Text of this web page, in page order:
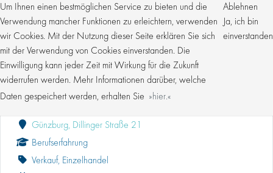
Um Ihnen einen bestmöglichen Service zu bieten und die
Verwendung mancher Funktionen zu erleichtern, verwenden
wir Cookies. Mit der Nutzung dieser Seite erklären Sie sich
mit der Verwendung von Cookies einverstanden. Die
Einwilligung kann jeder Zeit mit Wirkung für die Zukunft
widerrufen werden. Mehr Informationen darüber, welche
Daten gespeichert werden, erhalten Sie
hier.
Ablehnen
Ja, ich bin
einverstanden
VERKÄUFER (M/W/D) TEILZEIT FLEXIBEL FÜR
GÜNZBURG
Günzburg, Dillinger Straße 21
Berufserfahrung
Verkauf, Einzelhandel